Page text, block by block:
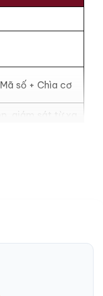
số + Chìa cơ
giám sát từ xa
cm
đục, chống
be